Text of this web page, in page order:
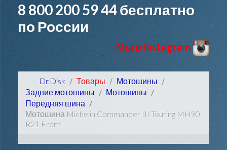
8 800 200 59 44бесплатно
по России
Мы в Instagram
Dr.Disk Товары
Мотошины
Задние мотошины
Мотошины
Передняя шина
Мотошина Michelin Commander III Touring MH90
R21 Front